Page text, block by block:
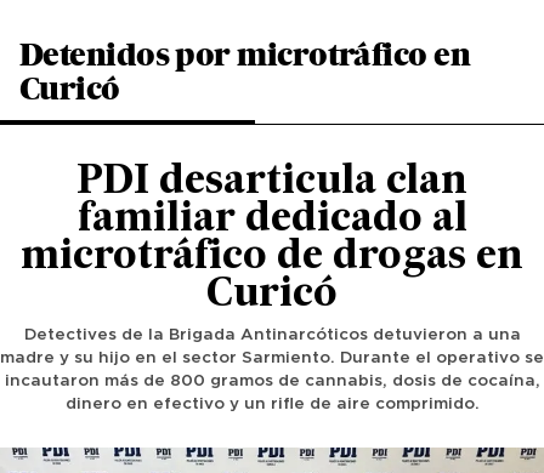
Detenidos por microtráfico en
Curicó
PDI desarticula clan
familiar dedicado al
microtráfico de drogas en
Curicó
Detectives de la Brigada Antinarcóticos detuvieron a una
madre y su hijo en el sector Sarmiento. Durante el operativo se
incautaron más de 800 gramos de cannabis, dosis de cocaína,
dinero en efectivo y un rifle de aire comprimido.